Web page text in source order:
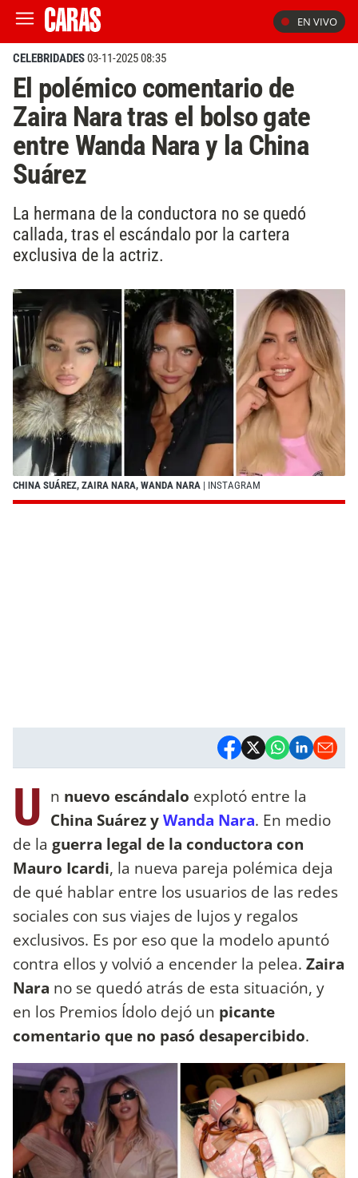
EN VIVO
CELEBRIDADES03-11-2025 08:35
El polémico comentario de
Zaira Nara tras el bolso gate
entre Wanda Nara y la China
Suárez
La hermana de la conductora no se quedó
callada, tras el escándalo por la cartera
exclusiva de la actriz.
CHINA SUÁREZ, ZAIRA NARA, WANDA NARA | INSTAGRAM
U n nuevo escándalo explotó entre la
China Suárez yWanda Nara. En medio
de la guerra legal de la conductora con
Mauro Icardi, la nueva pareja polémica deja
de qué hablar entre los usuarios de las redes
sociales con sus viajes de lujos y regalos
exclusivos. Es por eso que la modelo apuntó
contra ellos y volvió a encender la pelea. Zaira
Nara no se quedó atrás de esta situación, y
en los Premios Ídolo dejó un picante
comentario que no pasó desapercibido.